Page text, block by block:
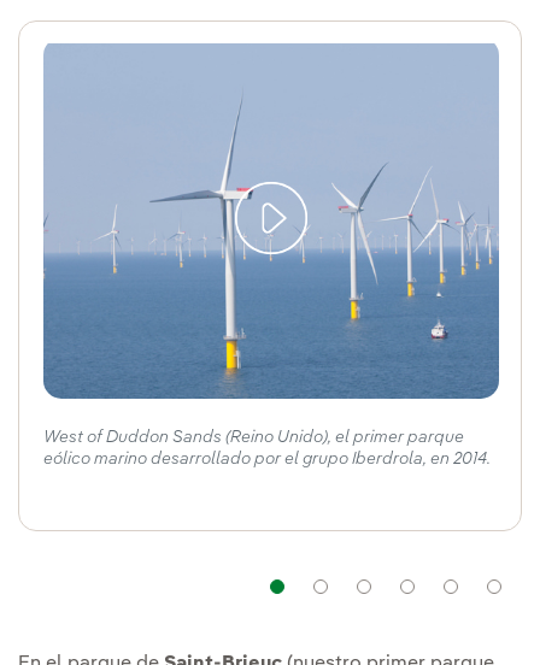
West of Duddon Sands (Reino Unido), el primer parque
eólico marino desarrollado por el grupo Iberdrola, en 2014.
Navegación
Navegación
Navegación